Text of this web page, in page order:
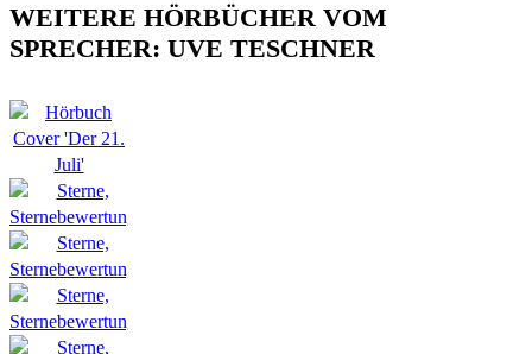
WEITERE HÖRBÜCHER VOM
SPRECHER: UVE TESCHNER